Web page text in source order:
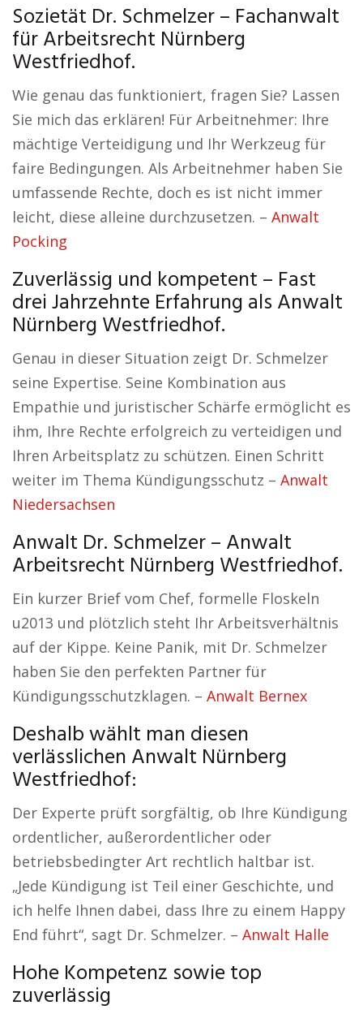
Sozietät Dr. Schmelzer – Fachanwalt
für Arbeitsrecht Nürnberg
Westfriedhof.
Wie genau das funktioniert, fragen Sie? Lassen
Sie mich das erklären! Für Arbeitnehmer: Ihre
mächtige Verteidigung und Ihr Werkzeug für
faire Bedingungen. Als Arbeitnehmer haben Sie
umfassende Rechte, doch es ist nicht immer
leicht, diese alleine durchzusetzen. – Anwalt
Pocking
Zuverlässig und kompetent – Fast
drei Jahrzehnte Erfahrung als Anwalt
Nürnberg Westfriedhof.
Genau in dieser Situation zeigt Dr. Schmelzer
seine Expertise. Seine Kombination aus
Empathie und juristischer Schärfe ermöglicht es
ihm, Ihre Rechte erfolgreich zu verteidigen und
Ihren Arbeitsplatz zu schützen. Einen Schritt
weiter im Thema Kündigungsschutz – Anwalt
Niedersachsen
Anwalt Dr. Schmelzer – Anwalt
Arbeitsrecht Nürnberg Westfriedhof.
Ein kurzer Brief vom Chef, formelle Floskeln
u2013 und plötzlich steht Ihr Arbeitsverhältnis
auf der Kippe. Keine Panik, mit Dr. Schmelzer
haben Sie den perfekten Partner für
Kündigungsschutzklagen. – Anwalt Bernex
Deshalb wählt man diesen
verlässlichen Anwalt Nürnberg
Westfriedhof:
Der Experte prüft sorgfältig, ob Ihre Kündigung
ordentlicher, außerordentlicher oder
betriebsbedingter Art rechtlich haltbar ist.
„Jede Kündigung ist Teil einer Geschichte, und
ich helfe Ihnen dabei, dass Ihre zu einem Happy
End führt“, sagt Dr. Schmelzer. – Anwalt Halle
Hohe Kompetenz sowie top
zuverlässig